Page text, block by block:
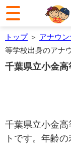
トップ＞ アナウ
等学校出身のアナ
千葉県立小金
千葉県立小金
トです。年齢